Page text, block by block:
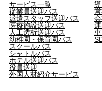
サービス一覧
従業員送迎バス
派遣スタッフ送迎バス
医療施設送迎バス
人工透析送迎バス
幼稚園・保育園バス
スクールバス
シャトルバス
ホテル送迎バス
役員送迎
外国人材紹介サービス